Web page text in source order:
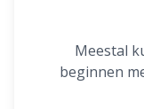
Meestal
beginnen